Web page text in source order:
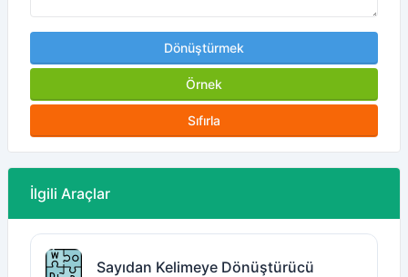
Dönüştürmek
Örnek
Sıfırla
İlgili Araçlar
Sayıdan Kelimeye Dönüştürücü